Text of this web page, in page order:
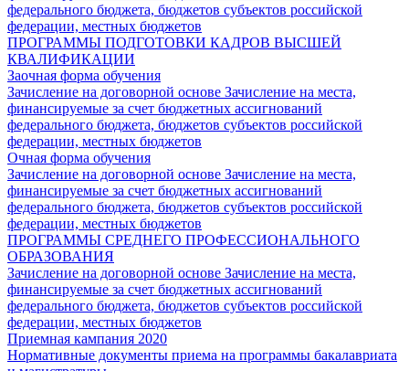
федерального бюджета, бюджетов субъектов российской
федерации, местных бюджетов
ПРОГРАММЫ ПОДГОТОВКИ КАДРОВ ВЫСШЕЙ
КВАЛИФИКАЦИИ
Заочная форма обучения
Зачисление на договорной основе Зачисление на места,
финансируемые за счет бюджетных ассигнований
федерального бюджета, бюджетов субъектов российской
федерации, местных бюджетов
Очная форма обучения
Зачисление на договорной основе Зачисление на места,
финансируемые за счет бюджетных ассигнований
федерального бюджета, бюджетов субъектов российской
федерации, местных бюджетов
ПРОГРАММЫ СРЕДНЕГО ПРОФЕССИОНАЛЬНОГО
ОБРАЗОВАНИЯ
Зачисление на договорной основе Зачисление на места,
финансируемые за счет бюджетных ассигнований
федерального бюджета, бюджетов субъектов российской
федерации, местных бюджетов
Приемная кампания 2020
Нормативные документы приема на программы бакалавриата